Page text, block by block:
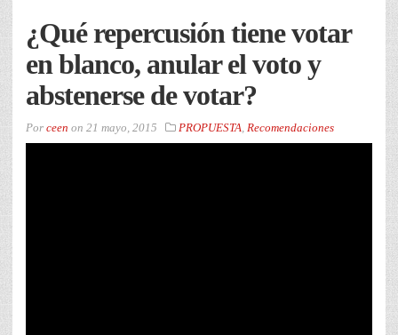
¿Qué repercusión tiene votar
en blanco, anular el voto y
abstenerse de votar?
Por ceen on 21 mayo, 2015 PROPUESTA, Recomendaciones